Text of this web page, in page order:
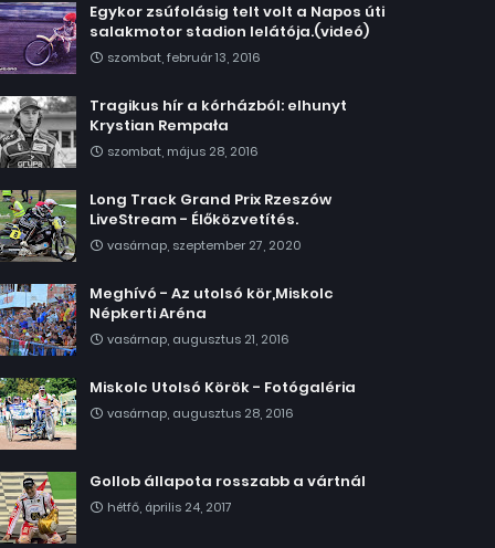
Egykor zsúfolásig telt volt a Napos úti
salakmotor stadion lelátója.(videó)
szombat, február 13, 2016
Tragikus hír a kórházból: elhunyt
Krystian Rempała
szombat, május 28, 2016
Long Track Grand Prix Rzeszów
LiveStream - Élőközvetítés.
vasárnap, szeptember 27, 2020
Meghívó - Az utolsó kör,Miskolc
Népkerti Aréna
vasárnap, augusztus 21, 2016
Miskolc Utolsó Körök - Fotógaléria
vasárnap, augusztus 28, 2016
Gollob állapota rosszabb a vártnál
hétfő, április 24, 2017